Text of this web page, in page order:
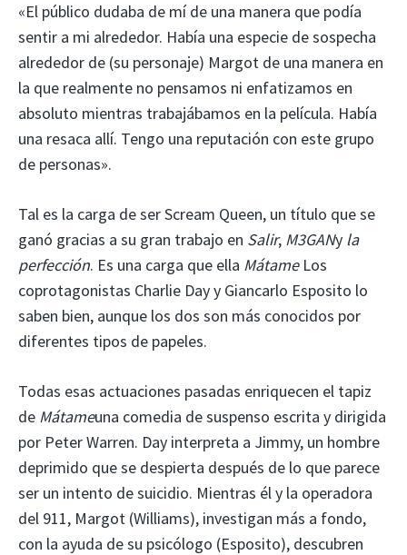
«El público dudaba de mí de una manera que podía
sentir a mi alrededor. Había una especie de sospecha
alrededor de (su personaje) Margot de una manera en
la que realmente no pensamos ni enfatizamos en
absoluto mientras trabajábamos en la película. Había
una resaca allí. Tengo una reputación con este grupo
de personas».
Tal es la carga de ser Scream Queen, un título que se
ganó gracias a su gran trabajo en Salir, M3GANy la
perfección. Es una carga que ella MátameLos
coprotagonistas Charlie Day y Giancarlo Esposito lo
saben bien, aunque los dos son más conocidos por
diferentes tipos de papeles.
Todas esas actuaciones pasadas enriquecen el tapiz
de Mátameuna comedia de suspenso escrita y dirigida
por Peter Warren. Day interpreta a Jimmy, un hombre
deprimido que se despierta después de lo que parece
ser un intento de suicidio. Mientras él y la operadora
del 911, Margot (Williams), investigan más a fondo,
con la ayuda de su psicólogo (Esposito), descubren